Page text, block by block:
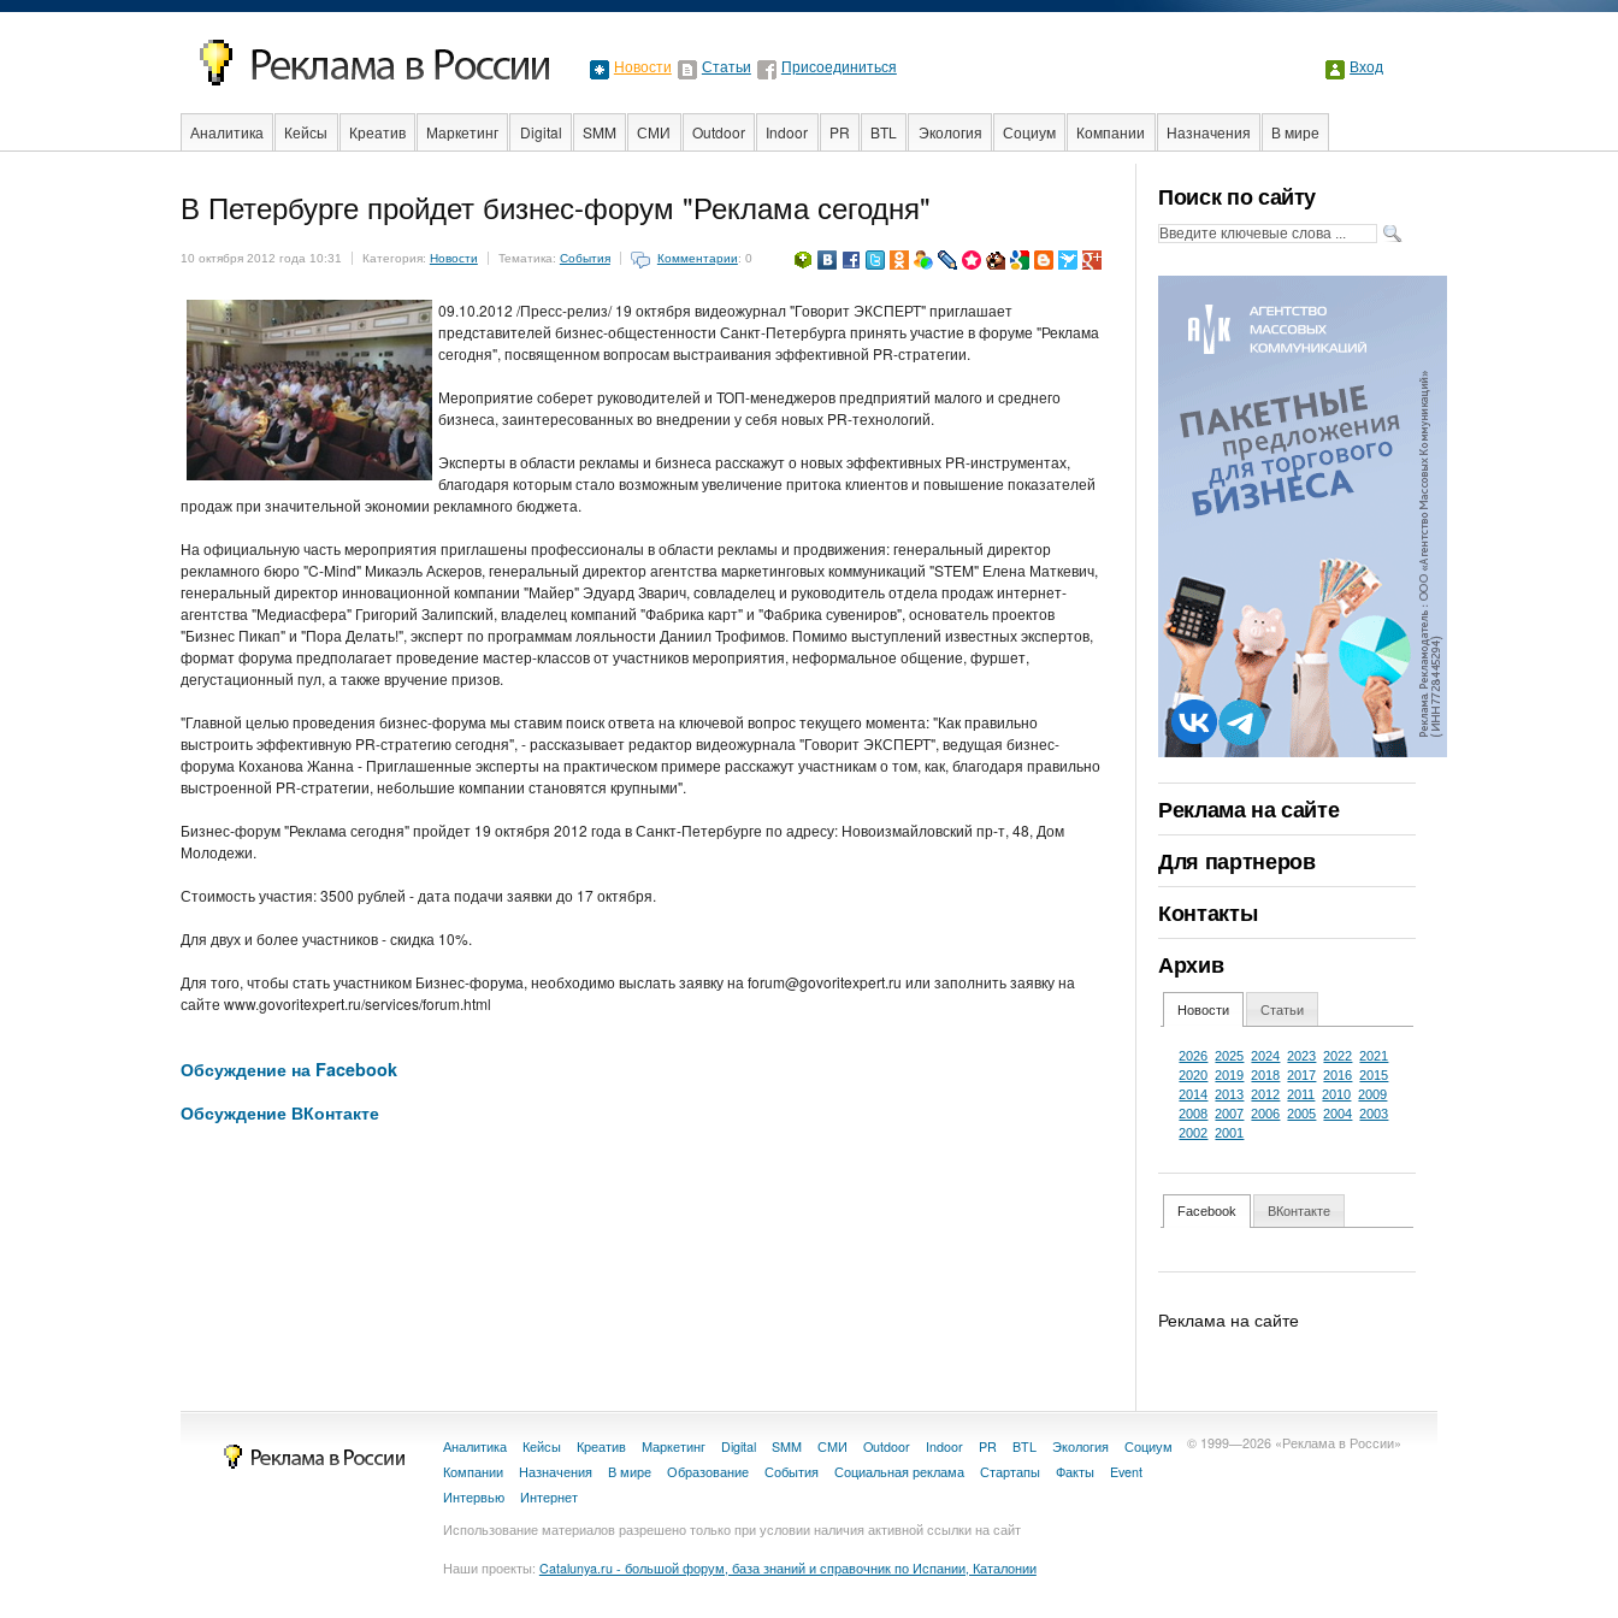
Новости Статьи Присоединиться Вход
Аналитика Кейсы Креатив Маркетинг Digital SMM СМИ Outdoor Indoor PR BTL Экология Социум Компании Назначения
В мире
Поиск по сайту
Реклама на сайте
Для партнеров
Контакты
Архив
Новости Статьи
2026 2025 2024 2023 2022 2021
2020 2019 2018 2017 2016 2015
2014 2013 2012 2011 2010 2009
2008 2007 2006 2005 2004 2003
2002 2001
Facebook ВКонтакте
Реклама на сайте
В Петербурге пройдет бизнес-форум "Реклама сегодня"
10 октября 2012 года 10:31 Категория: Новости Тематика: События Комментарии: 0
09.10.2012 /Пресс-релиз/ 19 октября видеожурнал "Говорит ЭКСПЕРТ" приглашает
представителей бизнес-общестенности Санкт-Петербурга принять участие в форуме "Реклама
сегодня", посвященном вопросам выстраивания эффективной PR-стратегии.
Мероприятие соберет руководителей и ТОП-менеджеров предприятий малого и среднего
бизнеса, заинтересованных во внедрении у себя новых PR-технологий.
Эксперты в области рекламы и бизнеса расскажут о новых эффективных PR-инструментах,
благодаря которым стало возможным увеличение притока клиентов и повышение показателей
продаж при значительной экономии рекламного бюджета.
На официальную часть мероприятия приглашены профессионалы в области рекламы и продвижения: генеральный директор
рекламного бюро "C-Mind" Микаэль Аскеров, генеральный директор агентства маркетинговых коммуникаций "STEM" Елена Маткевич,
генеральный директор инновационной компании "Майер" Эдуард Зварич, совладелец и руководитель отдела продаж интернет-
агентства "Медиасфера" Григорий Залипский, владелец компаний "Фабрика карт" и "Фабрика сувениров", основатель проектов
"Бизнес Пикап" и "Пора Делать!", эксперт по программам лояльности Даниил Трофимов. Помимо выступлений известных экспертов,
формат форума предполагает проведение мастер-классов от участников мероприятия, неформальное общение, фуршет,
дегустационный пул, а также вручение призов.
"Главной целью проведения бизнес-форума мы ставим поиск ответа на ключевой вопрос текущего момента: "Как правильно
выстроить эффективную PR-стратегию сегодня", - рассказывает редактор видеожурнала "Говорит ЭКСПЕРТ", ведущая бизнес-
форума Коханова Жанна - Приглашенные эксперты на практическом примере расскажут участникам о том, как, благодаря правильно
выстроенной PR-стратегии, небольшие компании становятся крупными".
Бизнес-форум "Реклама сегодня" пройдет 19 октября 2012 года в Санкт-Петербурге по адресу: Новоизмайловский пр-т, 48, Дом
Молодежи.
Стоимость участия: 3500 рублей - дата подачи заявки до 17 октября.
Для двух и более участников - скидка 10%.
Для того, чтобы стать участником Бизнес-форума, необходимо выслать заявку на forum@govoritexpert.ru или заполнить заявку на
сайте www.govoritexpert.ru/services/forum.html
Обсуждение на Facebook
Обсуждение ВКонтакте
© 1999—2026 «Реклама в России»
Аналитика Кейсы Креатив Маркетинг Digital SMM СМИ Outdoor Indoor PR BTL Экология
Социум
Компании
Назначения В мире Образование События Социальная реклама Стартапы Факты
Event
Интервью
Интернет
Использование материалов разрешено только при условии наличия активной ссылки на сайт
Наши проекты: Catalunya.ru - большой форум, база знаний и справочник по Испании, Каталонии